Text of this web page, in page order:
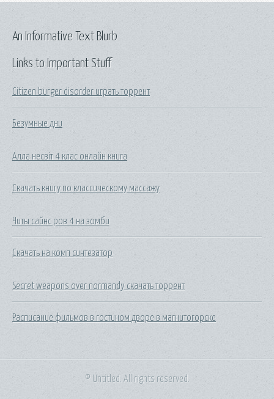
Links to Important Stuff
Citizen burger disorder играть торрент
Безумные дни
Алла несвіт 4 клас онлайн книга
Скачать книгу по классическому массажу
Читы сайнс ров 4 на зомби
Скачать на комп синтезатор
Secret weapons over normandy скачать торрент
Расписание фильмов в гостином дворе в магнитогорске
An Informative Text Blurb
© Untitled. All rights reserved.